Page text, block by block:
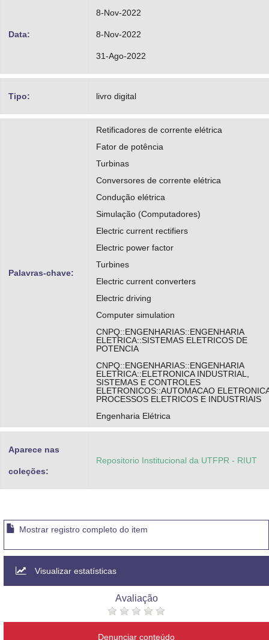
http://lattes.cnpq.br/8115378687801645
Lazzarin, Telles Brunelli
https://orcid.org/0000-0001-8598-8641
http://lattes.cnpq.br/2513940350875541
Data:
8-Nov-2022
8-Nov-2022
31-Ago-2022
Tipo: livro digital
Palavras-chave:
Retificadores de corrente elétrica
Fator de potência
Turbinas
Conversores de corrente elétrica
Condução elétrica
Simulação (Computadores)
Electric current rectifiers
Electric power factor
Turbines
Electric current converters
Electric driving
Computer simulation
CNPQ::ENGENHARIAS::ENGENHARIA
ELETRICA::SISTEMAS ELETRICOS DE
POTENCIA
CNPQ::ENGENHARIAS::ENGENHARIA
ELETRICA::ELETRONICA INDUSTRIAL,
SISTEMAS E CONTROLES
ELETRONICOS::AUTOMACAO
PROCESSOS ELETRICOS E INDUSTRIAIS
Engenharia Elétrica
Aparece nas
coleções:
Repositorio Institucional da UTFPR - RIUT
Mostrar registro completo do item
Visualizar estatísticas
Avaliação
Denunciar conteúdo